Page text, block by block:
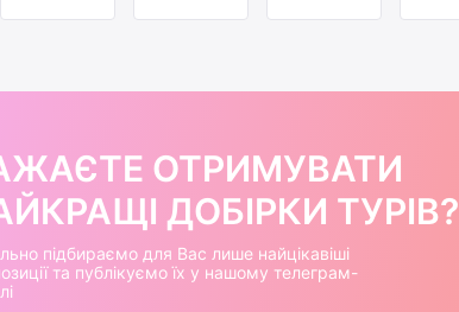
ОТРИМУВАТИ
ДОБІРКИ ТУРІВ?
підбираємо для Вас лише найцікавіші
та публікуємо їх у нашому телеграм-